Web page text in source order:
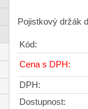
Pojistkový držák
Kód:
Cena s DPH:
DPH:
Dostupnost: